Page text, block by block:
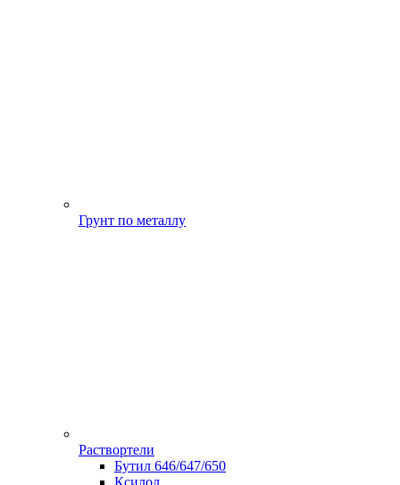
Грунт по металлу
Раствортели
Бутил 646/647/650
Ксилол